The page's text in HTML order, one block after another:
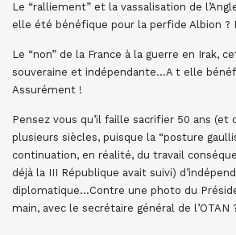
Le “ralliement” et la vassalisation de
elle été bénéfique pour la perfide Albion ?
Le “non” de la France à la guerre en Irak,
souveraine et indépendante…A t elle
Assurément !
Pensez vous qu’il faille sacrifier 50 ans (et
plusieurs siècles, puisque la “posture
continuation, en réalité, du travail
déjà la III République avait suivi)
diplomatique…Contre une photo du
main, avec le secrétaire général de l’OTAN